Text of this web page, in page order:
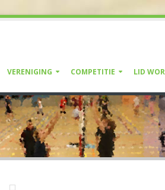
VERENIGING COMPETITIE LID